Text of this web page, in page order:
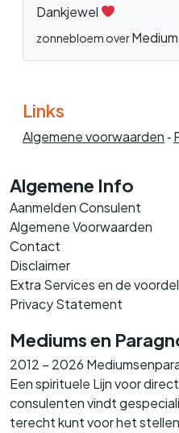
Dankjewel
zonnebloem over
Links
Algemene voorwaarden‐
Algemene Info
Aanmelden Consulent
Algemene Voorwaarden
Contact
Disclaimer
Extra Services en de
Privacy Statement
Mediums en
2012 – 2026
Een spirituele Lijn voor
consulenten vindt
terecht kunt voor het